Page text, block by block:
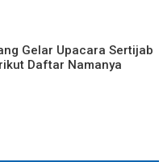
Gelar Upacara Sertijab
Daftar Namanya